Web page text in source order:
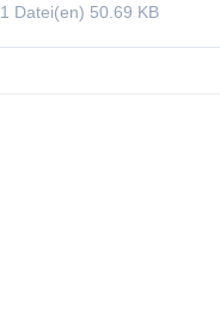
1 Datei(en) 50.69 KB